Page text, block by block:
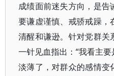
成绩面前迷失方向，是告
要谦虚谨慎、戒骄戒躁，
清醒和谦逊。针对党群关
一针见血指出：“我看主
淡薄了，对群众的感情变